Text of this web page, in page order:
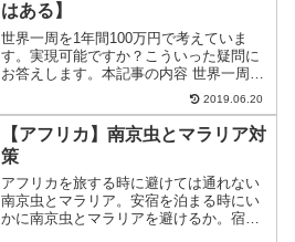
はある】
世界一周を1年間100万円で考えていま
す。実現可能ですか？こういった疑問に
お答えします。本記事の内容 世界一周す
るには1年間100万円の予算では厳しい 世
界一周にかかる費用は月平均15万円世界
一周の費用は1年間100万円では厳しい世
界一周は...
2019.06.20
【アフリカ】南京虫とマラリア対
策
アフリカを旅する時に避けては通れない
南京虫とマラリア。安宿を泊まる時にい
かに南京虫とマラリアを避けるか。宿選